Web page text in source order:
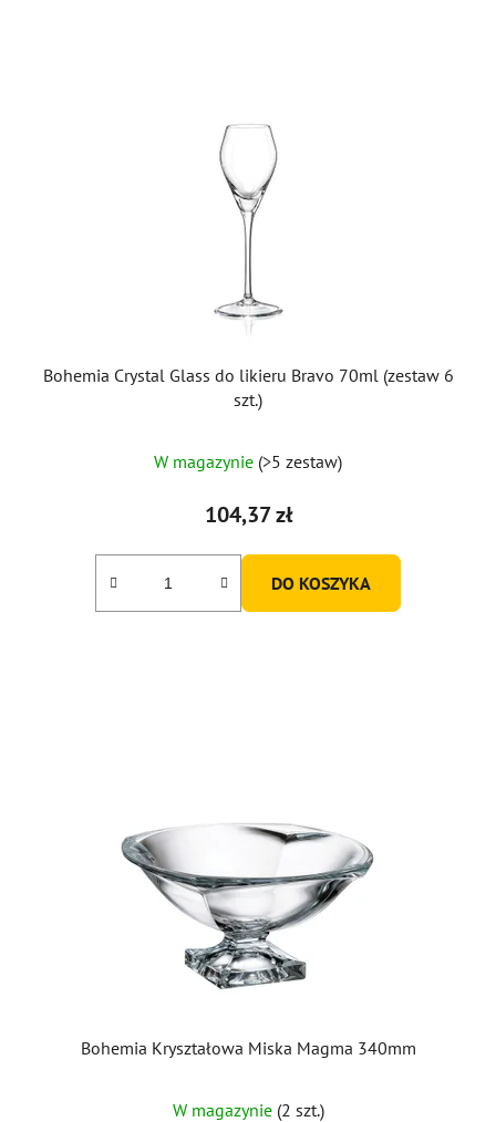
Bohemia Crystal Glass do likieru Bravo 70ml (zestaw 6
szt.)
W magazynie (>5 zestaw)
104,37 zł
DO KOSZYKA
Bohemia Kryształowa Miska Magma 340mm
W magazynie (2 szt.)